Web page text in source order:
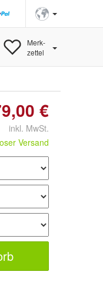
Merk-
zettel
€
inkl. MwSt.
Versand